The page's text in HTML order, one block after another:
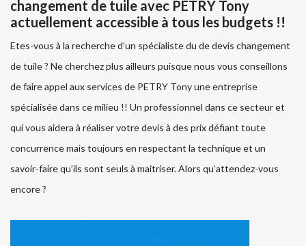
changement de tuile avec PETRY Tony
actuellement accessible à tous les budgets !!
Etes-vous à la recherche d’un spécialiste du de devis changement
de tuile ? Ne cherchez plus ailleurs puisque nous vous conseillons
de faire appel aux services de PETRY Tony une entreprise
spécialisée dans ce milieu !! Un professionnel dans ce secteur et
qui vous aidera à réaliser votre devis à des prix défiant toute
concurrence mais toujours en respectant la technique et un
savoir-faire qu’ils sont seuls à maitriser. Alors qu’attendez-vous
encore ?